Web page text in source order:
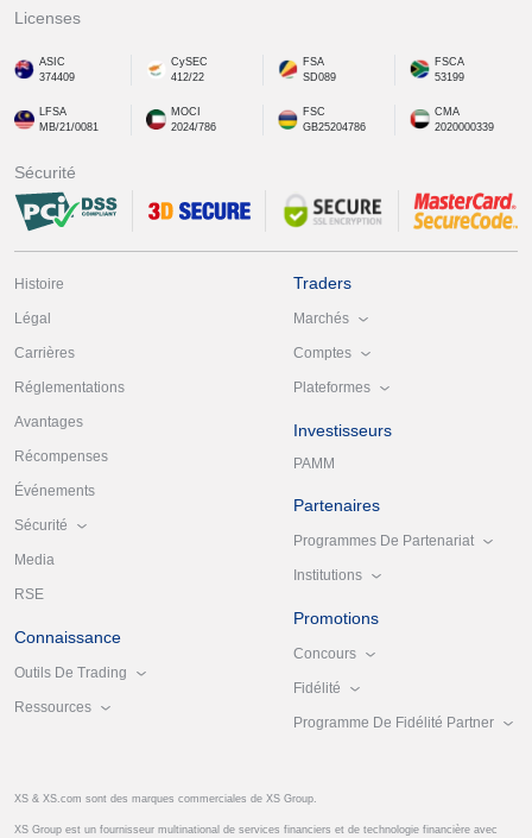
Licenses
ASIC
374409
CySEC
412/22
FSA
SD089
FSCA
53199
LFSA
MB/21/0081
MOCI
2024/786
FSC
GB25204786
CMA
2020000339
Sécurité
Histoire
Légal
Carrières
Réglementations
Avantages
Récompenses
Événements
Sécurité
Media
RSE
Connaissance
Outils De Trading
Ressources
Traders
Marchés
Comptes
Plateformes
Investisseurs
PAMM
Partenaires
Programmes De Partenariat
Institutions
Promotions
Concours
Fidélité
Programme De Fidélité Partner
XS & XS.com sont des marques commerciales de XS Group.
XS Group est un fournisseur multinational de services financiers et de technologie financière avec